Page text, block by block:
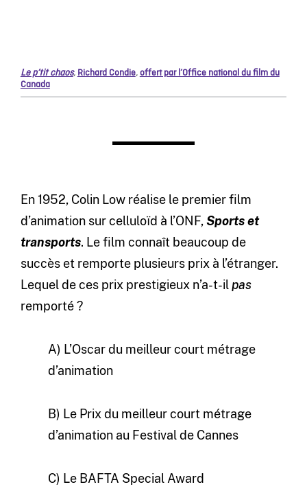
Le p’tit chaos, Richard Condie,offert par l’Office national du film du
Canada
En 1952, Colin Low réalise le premier film
d’animation sur celluloïd à l’ONF,Sports et
transports. Le film connaît beaucoup de
succès et remporte plusieurs prix à l’étranger.
Lequel de ces prix prestigieux n’a-t-ilpas
remporté ?
A) L’Oscar du meilleur court métrage
d’animation
B) Le Prix du meilleur court métrage
d’animation au Festival de Cannes
C) Le BAFTA Special Award